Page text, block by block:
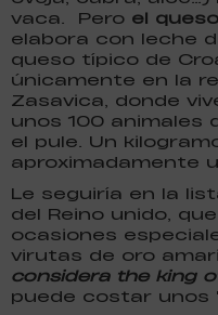
vaca. Pero el
elabora con leche
queso típico de
únicamente en la
Zasavica, donde
unos 100 animales
el pule. Un
aproximadamente
Le seguiría en la
del Reino unido,
ocasiones
virutas de oro
considera the king
puede costar unos